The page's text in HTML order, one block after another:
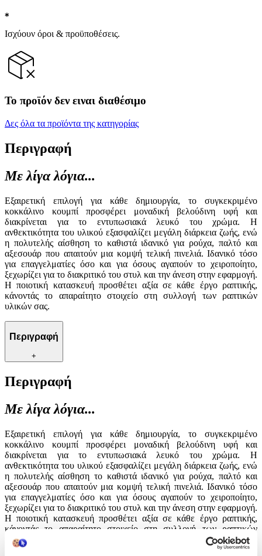
Ισχύουν όροι & προϋποθέσεις.
Το προϊόν δεν ειναι διαθέσιμο
Δες όλα τα προϊόντα της κατηγορίας
Περιγραφή
Με λίγα λόγια...
Εξαιρετική επιλογή για κάθε δημιουργία, το συγκεκριμένο
κοκκάλινο κουμπί προσφέρει μοναδική βελούδινη υφή και
διακρίνεται για το εντυπωσιακά λευκό του χρώμα. Η
ανθεκτικότητα του υλικού εξασφαλίζει μεγάλη διάρκεια ζωής, ενώ
η πολυτελής αίσθηση το καθιστά ιδανικό για ρούχα, παλτό και
αξεσουάρ που απαιτούν μια κομψή τελική πινελιά. Ιδανικό τόσο
για επαγγελματίες όσο και για όσους αγαπούν το χειροποίητο,
ξεχωρίζει για το διακριτικό του στυλ και την άνεση στην εφαρμογή.
Η ποιοτική κατασκευή προσθέτει αξία σε κάθε έργο ραπτικής,
κάνοντάς το απαραίτητο στοιχείο στη συλλογή των ραπτικών
υλικών σας.
Περιγραφή
+
Περιγραφή
Με λίγα λόγια...
Εξαιρετική επιλογή για κάθε δημιουργία, το συγκεκριμένο
κοκκάλινο κουμπί προσφέρει μοναδική βελούδινη υφή και
διακρίνεται για το εντυπωσιακά λευκό του χρώμα. Η
ανθεκτικότητα του υλικού εξασφαλίζει μεγάλη διάρκεια ζωής, ενώ
η πολυτελής αίσθηση το καθιστά ιδανικό για ρούχα, παλτό και
αξεσουάρ που απαιτούν μια κομψή τελική πινελιά. Ιδανικό τόσο
για επαγγελματίες όσο και για όσους αγαπούν το χειροποίητο,
ξεχωρίζει για το διακριτικό του στυλ και την άνεση στην εφαρμογή.
Η ποιοτική κατασκευή προσθέτει αξία σε κάθε έργο ραπτικής,
κάνοντάς το απαραίτητο στοιχείο στη συλλογή των ραπτικών
υλικών σας.